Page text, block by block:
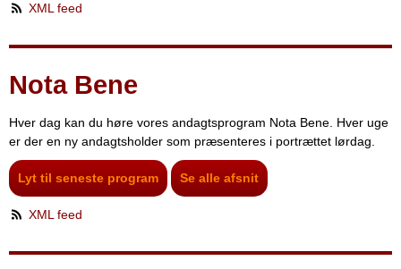
XML feed
Nota Bene
Hver dag kan du høre vores andagtsprogram Nota Bene. Hver uge
er der en ny andagtsholder som præsenteres i portrættet lørdag.
Lyt til seneste program Se alle afsnit
XML feed